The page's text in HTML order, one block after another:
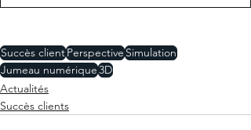
Succès clientPerspectiveSimulation
Jumeau numérique3D
Actualités
Succès clients